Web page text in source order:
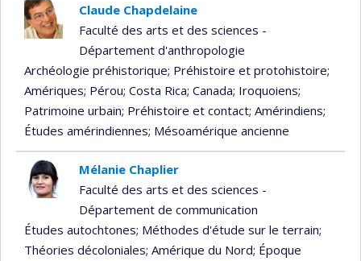
Claude Chapdelaine
Faculté des arts et des sciences -
Département d'anthropologie
Archéologie préhistorique; Préhistoire et protohistoire;
Amériques; Pérou; Costa Rica; Canada; Iroquoiens;
Patrimoine urbain; Préhistoire et contact; Amérindiens;
Études amérindiennes; Mésoamérique ancienne
Mélanie Chaplier
Faculté des arts et des sciences -
Département de communication
Études autochtones; Méthodes d'étude sur le terrain;
Théories décoloniales; Amérique du Nord; Époque